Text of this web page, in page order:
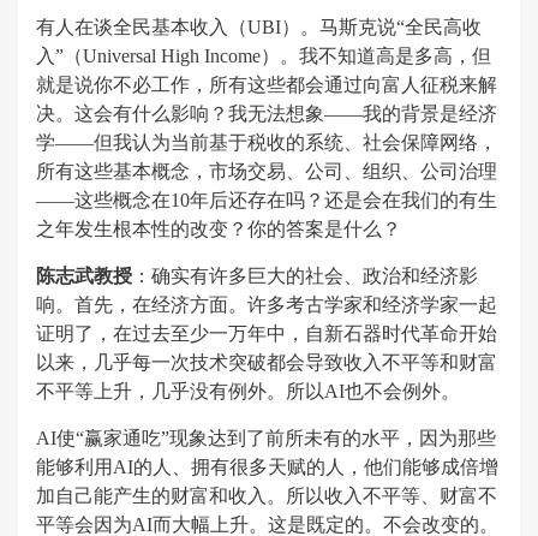
有人在谈全民基本收入（UBI）。马斯克说“全民高收
入”（Universal High Income）。我不知道高是多高，但
就是说你不必工作，所有这些都会通过向富人征税来解
决。这会有什么影响？我无法想象——我的背景是经济
学——但我认为当前基于税收的系统、社会保障网络，
所有这些基本概念，市场交易、公司、组织、公司治理
——这些概念在10年后还存在吗？还是会在我们的有生
之年发生根本性的改变？你的答案是什么？
陈志武教授 ：确实有许多巨大的社会、政治和经济影
响。首先，在经济方面。许多考古学家和经济学家一起
证明了，在过去至少一万年中，自新石器时代革命开始
以来，几乎每一次技术突破都会导致收入不平等和财富
不平等上升，几乎没有例外。所以AI也不会例外。
AI使“赢家通吃”现象达到了前所未有的水平，因为那些
能够利用AI的人、拥有很多天赋的人，他们能够成倍增
加自己能产生的财富和收入。所以收入不平等、财富不
平等会因为AI而大幅上升。这是既定的。不会改变的。